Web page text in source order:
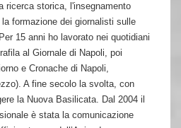
ricerca storica, l'insegnamento
formazione dei giornalisti sulle
15 anni ho lavorato nei quotidiani
al Giornale di Napoli, poi
e Cronache di Napoli,
A fine secolo la svolta, con
la Nuova Basilicata. Dal 2004 il
è stata la comunicazione